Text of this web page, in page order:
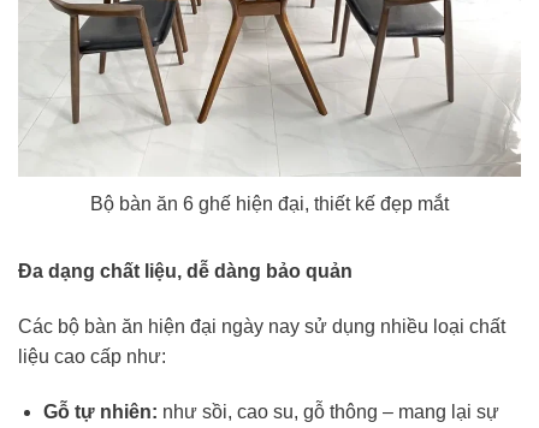
Bộ bàn ăn 6 ghế hiện đại, thiết kế đẹp mắt
Đa dạng chất liệu, dễ dàng bảo quản
Các bộ bàn ăn hiện đại ngày nay sử dụng nhiều loại chất
liệu cao cấp như:
Gỗ tự nhiên: như sồi, cao su, gỗ thông – mang lại sự